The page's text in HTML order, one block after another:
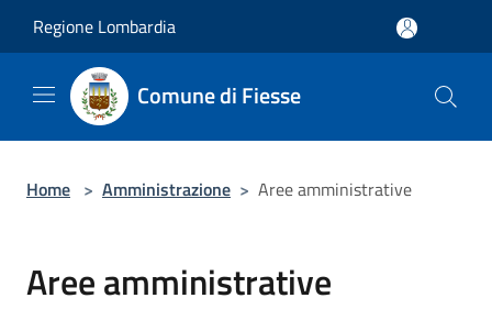
Regione Lombardia
Comune di Fiesse
Home > Amministrazione > Aree amministrative
Aree amministrative